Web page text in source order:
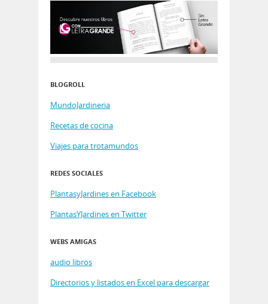
BLOGROLL
MundoJardineria
Recetas de cocina
Viajes para trotamundos
REDES SOCIALES
PlantasyJardines en Facebook
PlantasYJardines en Twitter
WEBS AMIGAS
audio libros
Directorios y listados en Excel para descargar